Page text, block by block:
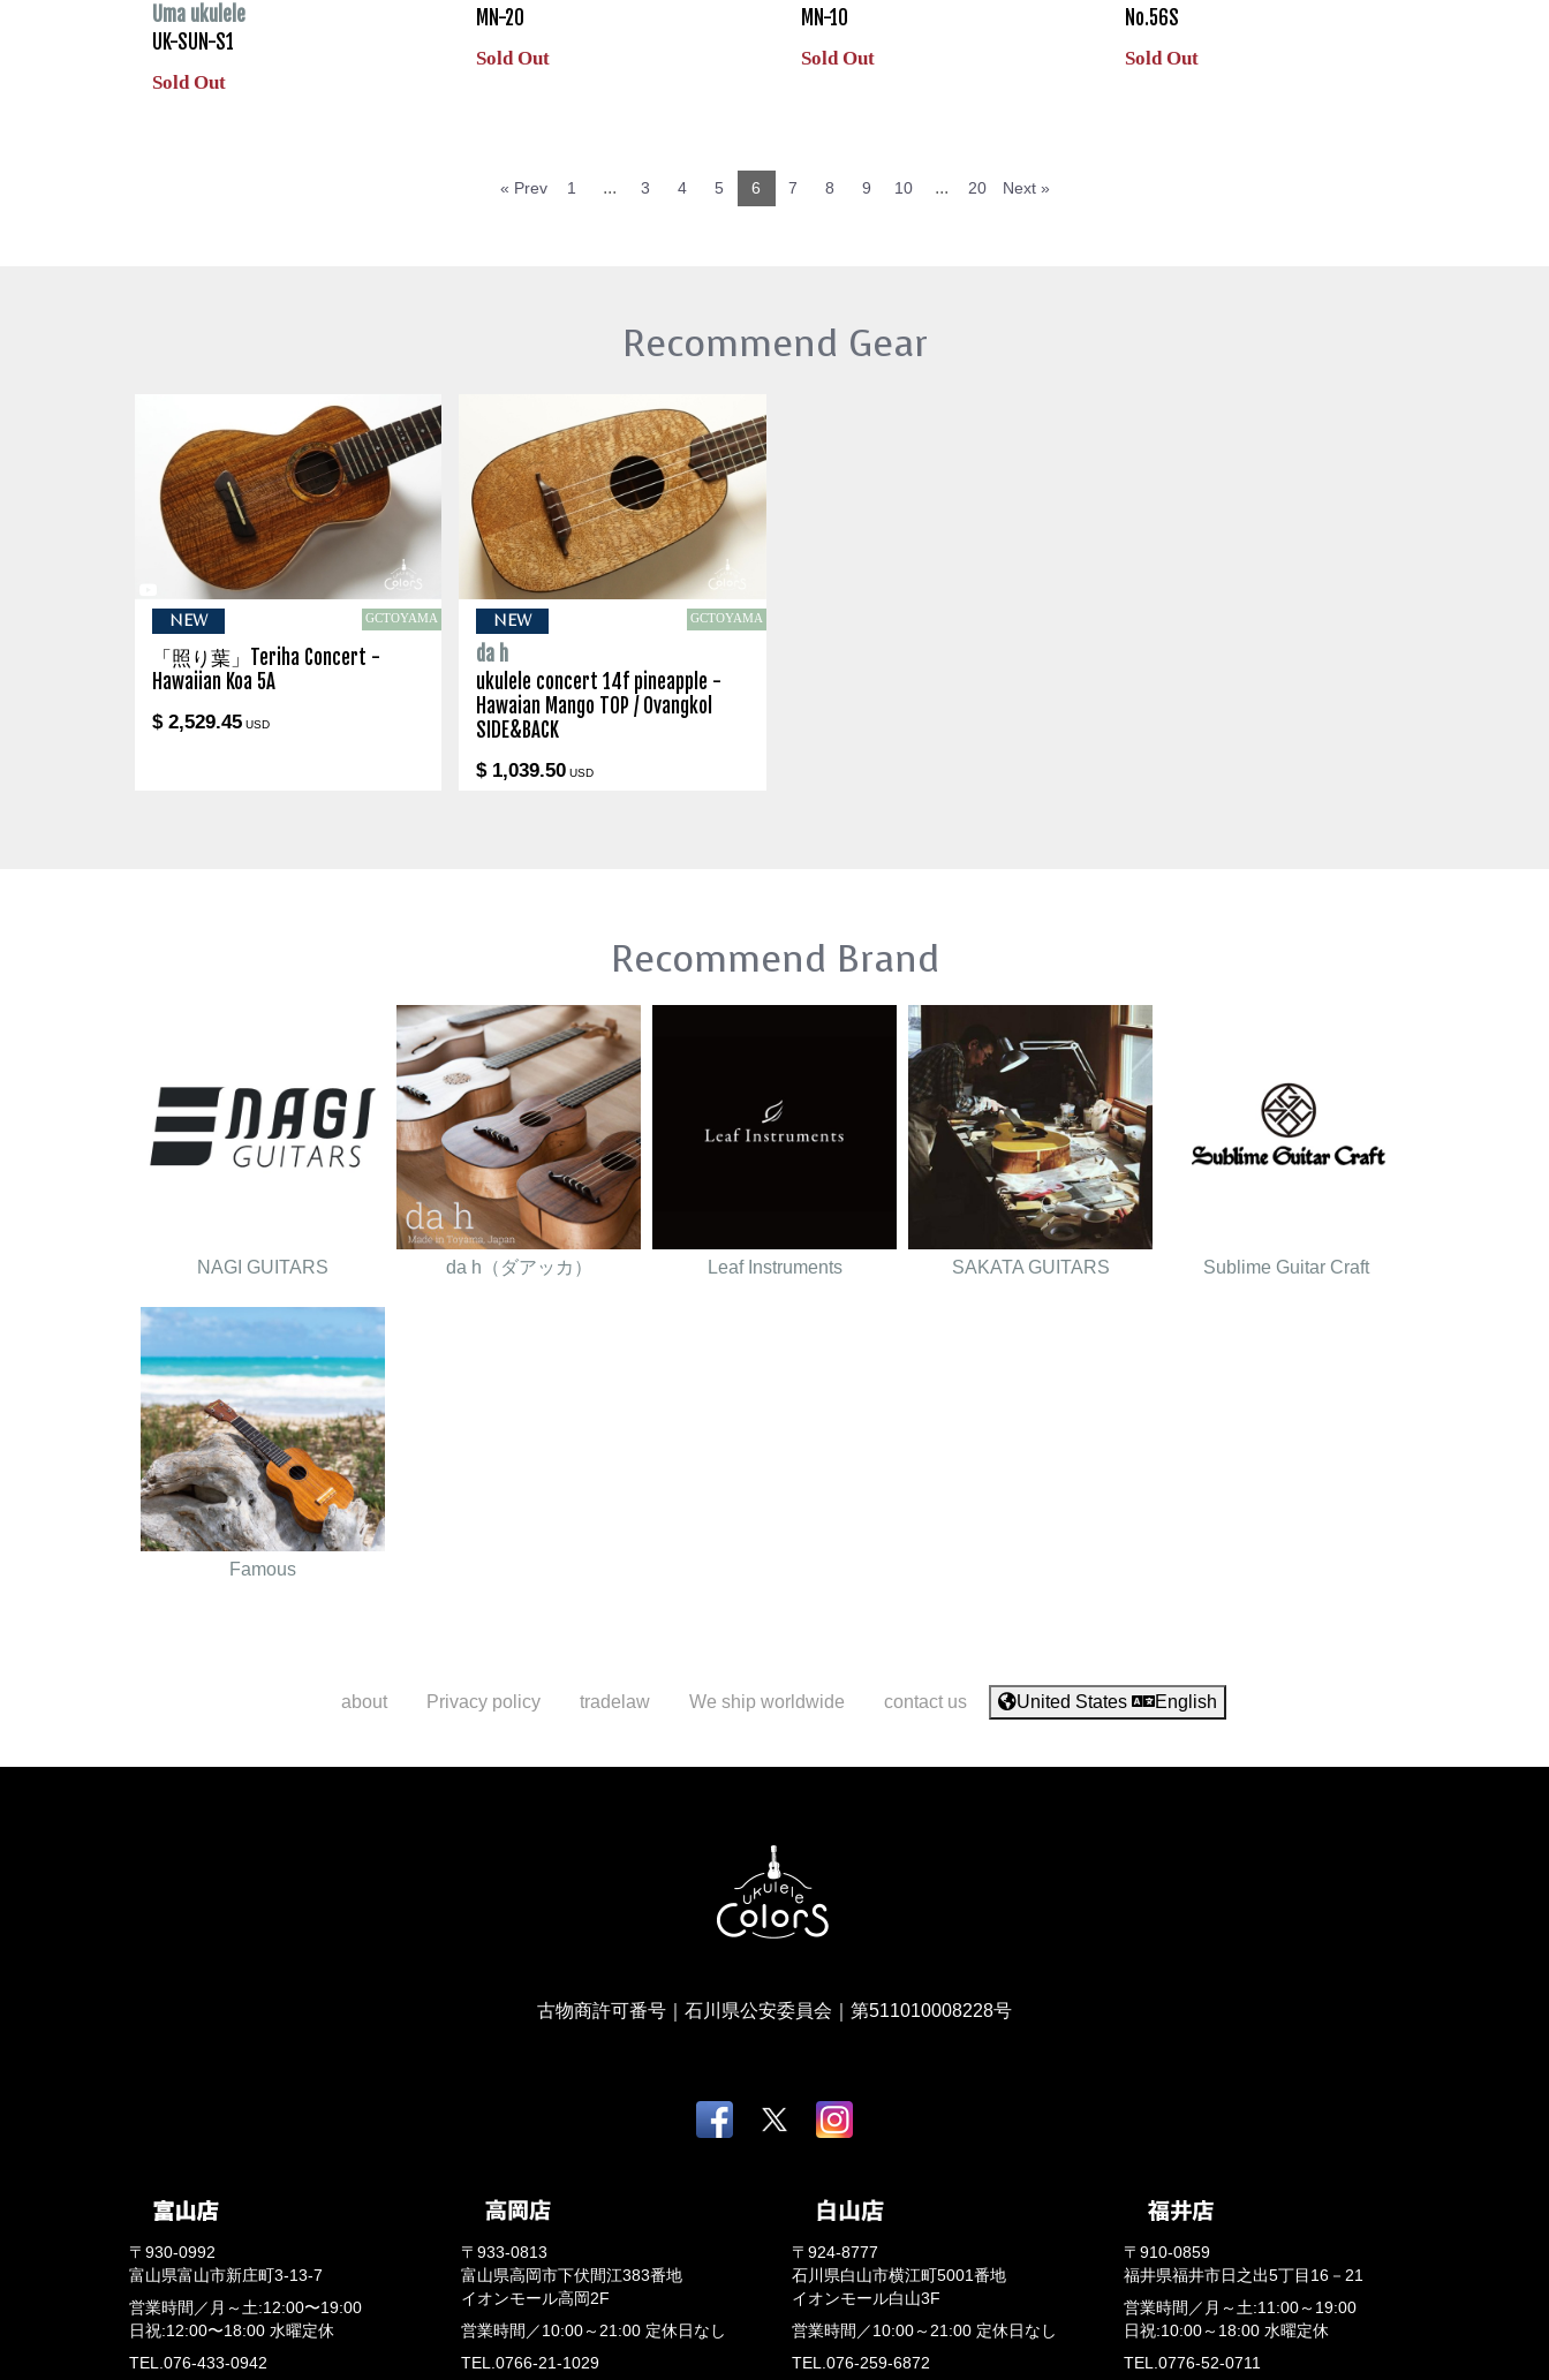
Uma ukulele
UK-SUN-S1
Sold Out
MN-20
Sold Out
MN-10
Sold Out
No.56S
Sold Out
« Prev 1 ... 3 4 5 6 7 8 9 10 ... 20 Next »
Recommend Gear
NEW GCTOYAMA
「照り葉」Teriha Concert -
Hawaiian Koa 5A
$ 2,529.45 USD
NEW GCTOYAMA
da h
ukulele concert 14f pineapple -
Hawaian Mango TOP / Ovangkol
SIDE&BACK
$ 1,039.50 USD
Recommend Brand
NAGI GUITARS da h（ダアッカ） Leaf Instruments SAKATA GUITARS Sublime Guitar Craft
Famous
about Privacy policy tradelaw We ship worldwide contact us United States English
古物商許可番号｜石川県公安委員会｜第511010008228号
〒930-0992
富山県富山市新庄町3-13-7
営業時間／ 月～土:12:00〜19:00
日祝:12:00〜18:00 水曜定休
TEL.076-433-0942
〒933-0813
富山県高岡市下伏間江383番地
イオンモール高岡2F
営業時間／ 10:00～21:00 定休日なし
TEL.0766-21-1029
〒924-8777
石川県白山市横江町5001番地
イオンモール白山3F
営業時間／ 10:00～21:00 定休日なし
TEL.076-259-6872
〒910-0859
福井県福井市日之出5丁目16－21
営業時間／ 月～土:11:00～19:00
日祝:10:00～18:00 水曜定休
TEL.0776-52-0711